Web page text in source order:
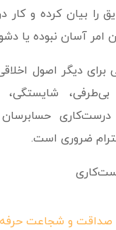
را بیان کرده و کار
امر آسان نبوده یا
برای دیگر اصول
بی‌طرفی،
حسابرسان
ضروری است.